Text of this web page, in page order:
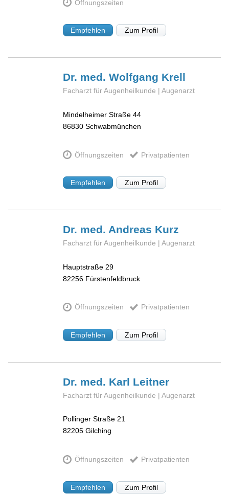
Öffnungszeiten
Empfehlen Zum Profil
Dr. med. Wolfgang Krell
Facharzt für Augenheilkunde | Augenarzt
Mindelheimer Straße 44
86830 Schwabmünchen
Öffnungszeiten Privatpatienten
Empfehlen Zum Profil
Dr. med. Andreas Kurz
Facharzt für Augenheilkunde | Augenarzt
Hauptstraße 29
82256 Fürstenfeldbruck
Öffnungszeiten Privatpatienten
Empfehlen Zum Profil
Dr. med. Karl Leitner
Facharzt für Augenheilkunde | Augenarzt
Pollinger Straße 21
82205 Gilching
Öffnungszeiten Privatpatienten
Empfehlen Zum Profil